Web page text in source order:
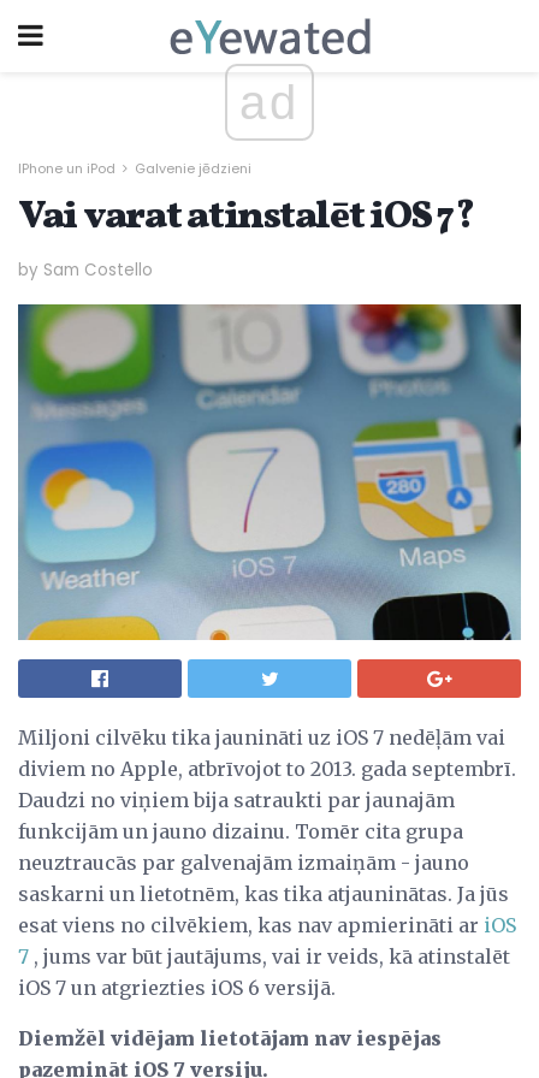
ad
IPhone un iPod Galvenie jēdzieni
Vai varat atinstalēt iOS 7?
by Sam Costello
Miljoni cilvēku tika jaunināti uz iOS 7 nedēļām vai
diviem no Apple, atbrīvojot to 2013. gada septembrī.
Daudzi no viņiem bija satraukti par jaunajām
funkcijām un jauno dizainu. Tomēr cita grupa
neuztraucās par galvenajām izmaiņām - jauno
saskarni un lietotnēm, kas tika atjauninātas. Ja jūs
esat viens no cilvēkiem, kas nav apmierināti ar iOS
7 , jums var būt jautājums, vai ir veids, kā atinstalēt
iOS 7 un atgriezties iOS 6 versijā.
Diemžēl vidējam lietotājam nav iespējas
pazemināt iOS 7 versiju.